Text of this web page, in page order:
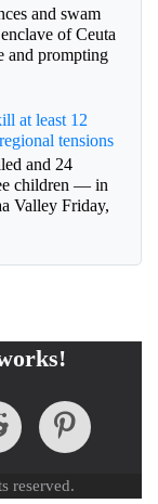
and swam
of Ceuta
and prompting
at least 12
tensions
and 24
children — in
Valley Friday,
reserved.